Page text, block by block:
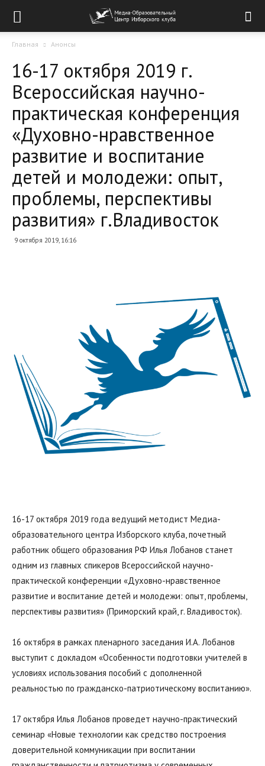
Главная Анонсы
16-17 октября 2019 г.
Всероссийская научно-
практическая конференция
«Духовно-нравственное
развитие и воспитание
детей и молодежи: опыт,
проблемы, перспективы
развития» г.Владивосток
9 октября 2019, 16:16
16-17 октября 2019 года ведущий методист Медиа-
образовательного центра Изборского клуба, почетный
работник общего образования РФ Илья Лобанов станет
одним из главных спикеров Всероссийской научно-
практической конференции «Духовно-нравственное
развитие и воспитание детей и молодежи: опыт, проблемы,
перспективы развития» (Приморский край, г. Владивосток).
16 октября в рамках пленарного заседания И.А. Лобанов
выступит с докладом «Особенности подготовки учителей в
условиях использования пособий с дополненной
реальностью по гражданско-патриотическому воспитанию».
17 октября Илья Лобанов проведет научно-практический
семинар «Новые технологии как средство построения
доверительной коммуникации при воспитании